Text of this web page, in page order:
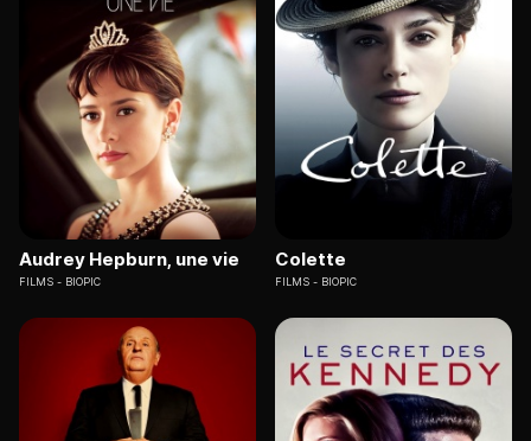
Audrey Hepburn, une vie
FILMS BIOPIC
Colette
FILMS BIOPIC